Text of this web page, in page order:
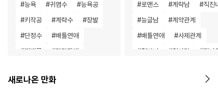
#능욕 #귀염수 #능욕공
#키작공 #계략수 #장발
#단정수 #배틀연애
#피폐물 #다각관계
#수인수 #광공
#로맨스 #계략남 #직진
#능글남 #계약관계
#배틀연애 #사제관계
#철벽녀 #첫사랑 #원나
새로나온 만화